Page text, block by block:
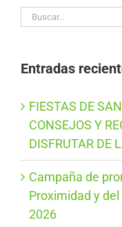
Buscar:
Entradas
FIESTAS DE
CONSEJOS Y
DISFRUTAR DE
Campaña de
Proximidad y
2026